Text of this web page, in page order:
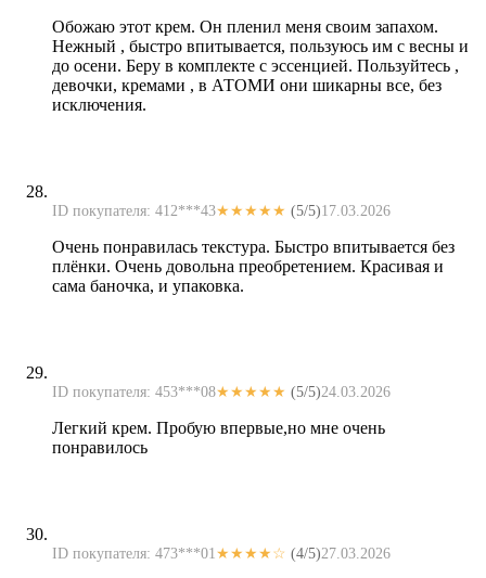
Обожаю этот крем. Он пленил меня своим запахом.
Нежный , быстро впитывается, пользуюсь им с весны и
до осени. Беру в комплекте с эссенцией. Пользуйтесь ,
девочки, кремами , в АТОМИ они шикарны все, без
исключения.
ID покупателя: 412***43★★★★★ (5/5)17.03.2026
Очень понравилась текстура. Быстро впитывается без
плёнки. Очень довольна преобретением. Красивая и
сама баночка, и упаковка.
ID покупателя: 453***08★★★★★ (5/5)24.03.2026
Легкий крем. Пробую впервые,но мне очень
понравилось
ID покупателя: 473***01 ★★★★☆ (4/5)27.03.2026